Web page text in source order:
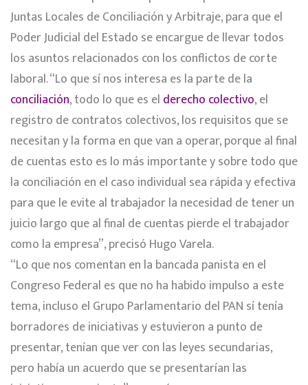
Juntas Locales de Conciliación y Arbitraje, para que el
Poder Judicial del Estado se encargue de llevar todos
los asuntos relacionados con los conflictos de corte
laboral. “Lo que sí nos interesa es la parte de la
conciliación, todo lo que es el derecho colectivo, el
registro de contratos colectivos, los requisitos que se
necesitan y la forma en que van a operar, porque al final
de cuentas esto es lo más importante y sobre todo que
la conciliación en el caso individual sea rápida y efectiva
para que le evite al trabajador la necesidad de tener un
juicio largo que al final de cuentas pierde el trabajador
como la empresa”, precisó Hugo Varela.
“Lo que nos comentan en la bancada panista en el
Congreso Federal es que no ha habido impulso a este
tema, incluso el Grupo Parlamentario del PAN sí tenía
borradores de iniciativas y estuvieron a punto de
presentar, tenían que ver con las leyes secundarias,
pero había un acuerdo que se presentarían las